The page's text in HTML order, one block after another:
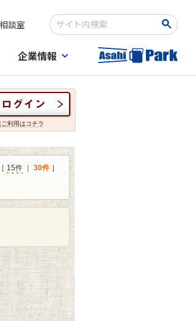
談室
検索キーワード入力
企業情報
ご利用はコチラ
［ 15件 30件 ］